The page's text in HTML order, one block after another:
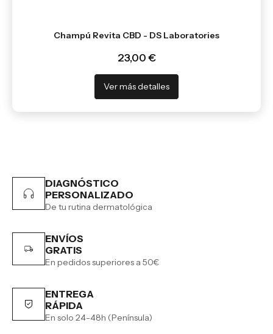
Champú Revita CBD - DS Laboratories
23,00 €
Ver más detalles
DIAGNÓSTICO
PERSONALIZADO
De tu rutina dermatológica
ENVÍOS
GRATIS
En pedidos superiores a 50€
ENTREGA
RÁPIDA
En solo 24-48h (Península)